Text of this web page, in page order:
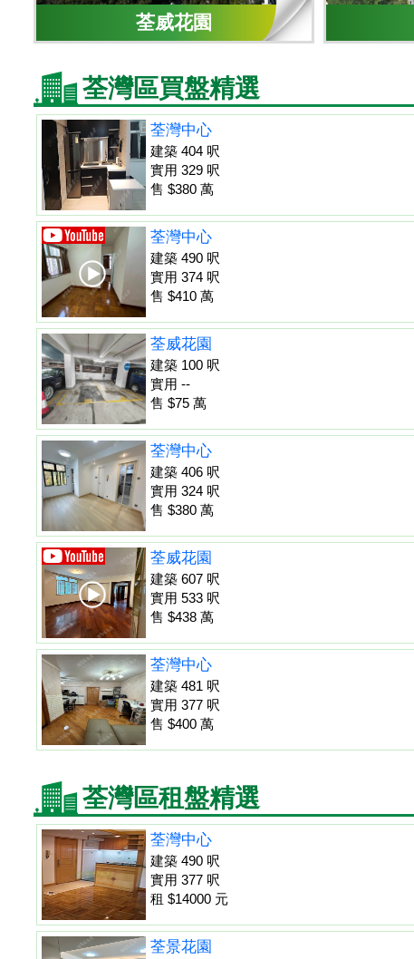
荃威花園
荃灣區買盤精選
荃灣中心
建築 404 呎
實用 329 呎
售 $380 萬
荃灣中心
建築 490 呎
實用 374 呎
售 $410 萬
荃威花園
建築 100 呎
實用 --
售 $75 萬
荃灣中心
建築 406 呎
實用 324 呎
售 $380 萬
荃威花園
建築 607 呎
實用 533 呎
售 $438 萬
荃灣中心
建築 481 呎
實用 377 呎
售 $400 萬
荃灣區租盤精選
荃灣中心
建築 490 呎
實用 377 呎
租 $14000 元
荃景花園